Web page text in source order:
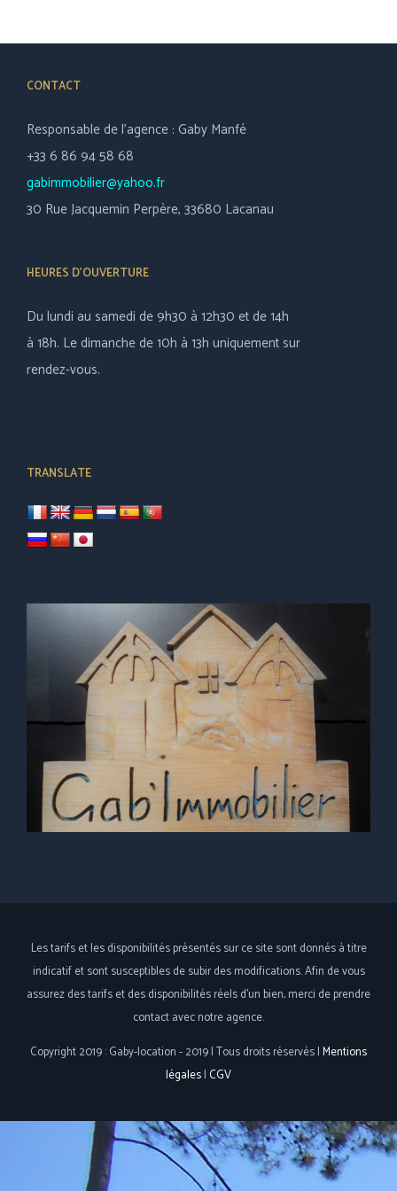
CONTACT
Responsable de l’agence : Gaby Manfé
+33 6 86 94 58 68
gabimmobilier@yahoo.fr
30 Rue Jacquemin Perpère, 33680 Lacanau
HEURES D’OUVERTURE
Du lundi au samedi de 9h30 à 12h30 et de 14h
à 18h. Le dimanche de 10h à 13h uniquement sur
rendez-vous.
TRANSLATE
Les tarifs et les disponibilités présentés sur ce site sont donnés à titre
indicatif et sont susceptibles de subir des modifications. Afin de vous
assurez des tarifs et des disponibilités réels d'un bien, merci de prendre
contact avec notre agence.
Copyright 2019 : Gaby-location - 2019 | Tous droits réservés |Mentions
légales| CGV